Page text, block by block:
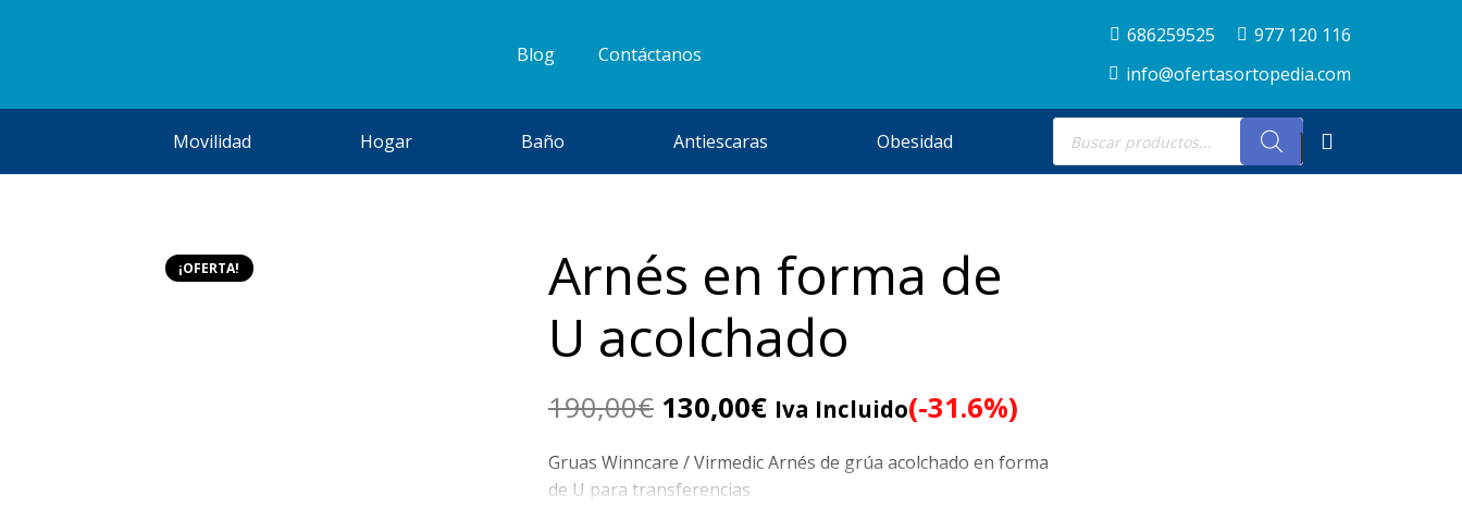
Blog Contáctanos
686259525
977 120 116
info@ofertasortopedia.com
Movilidad Hogar Baño Antiescaras Obesidad
Búsqueda
de
productos
¡OFERTA!
Arnés en forma de
U acolchado
190,00€ El
precio
original
era:
130,00€El
actual
Iva Incluido(-31.6%)
Gruas Winncare / Virmedic Arnés de grúa acolchado en forma
de U para transferencias